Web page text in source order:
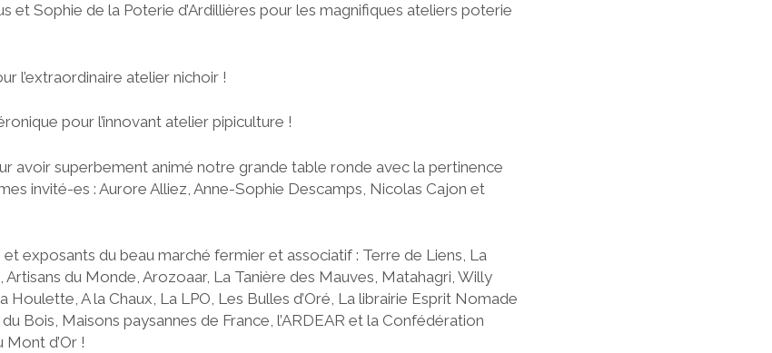
et Sophie de la Poterie d’Ardillières pour les magnifiques ateliers poterie
l’extraordinaire atelier nichoir !
pour l’innovant atelier pipiculture !
avoir superbement animé notre grande table ronde avec la pertinence
invité-es : Aurore Alliez, Anne-Sophie Descamps, Nicolas Cajon et
exposants du beau marché fermier et associatif : Terre de Liens, La
du Monde, Arozoaar, La Tanière des Mauves, Matahagri, Willy
A la Chaux, La LPO, Les Bulles d’Oré, La librairie Esprit Nomade
Bois, Maisons paysannes de France, l’ARDEAR et la Confédération
d’Or !